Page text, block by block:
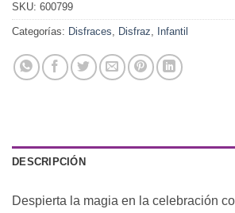
SKU: 600799
Categorías: Disfraces, Disfraz, Infantil
DESCRIPCIÓN
Despierta la magia en la celebración